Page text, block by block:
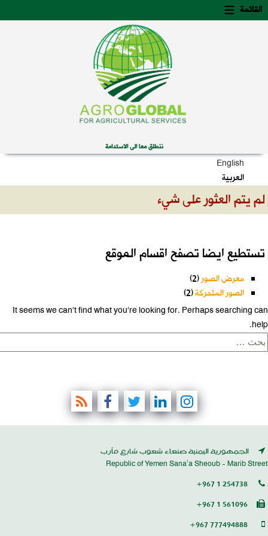
القائمة
to
to
ننطلق معا الى الاستدامة
English
العربية
لم يتم العثور على شيء
تستطيع ايضا تصفح اقسام الموقع
معرض الصور(2)
الصور المتحركة(2)
It seems we can’t find what you’re looking for. Perhaps searching can
help.
البحث
عن:
الجمهورية اليمنية صنعاء شعوب شارع مأرب
Republic of Yemen Sana’a Sheoub - Marib Street
+967 1 254738
+967 1 561096
+967 777494888